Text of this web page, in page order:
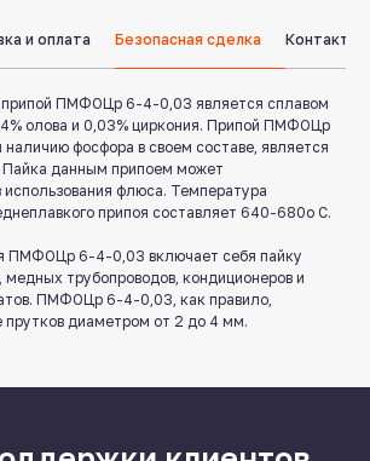
и оплата Безопасная сделка Контакты
ПМФОЦр 6-4-0,03 является сплавом
олова и 0,03% циркония. Припой ПМФОЦр
фосфора в своем составе, является
данным припоем может
флюса. Температура
припоя составляет 640-680о С.
ПМФОЦр 6-4-0,03 включает себя пайку
трубопроводов, кондиционеров и
ПМФОЦр 6-4-0,03, как правило,
прутков диаметром от 2 до 4 мм.
клиентов
с 8:00 до 18:00